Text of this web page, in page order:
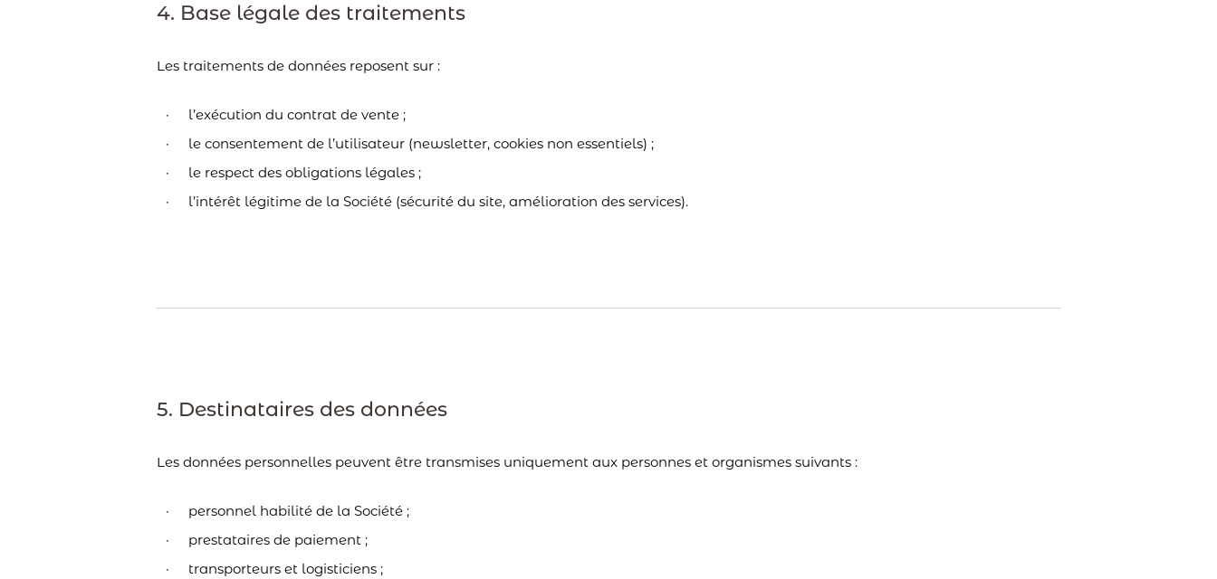
4. Base légale des traitements
Les traitements de données reposent sur :
l’exécution du contrat de vente ;
le consentement de l’utilisateur (newsletter, cookies non essentiels) ;
le respect des obligations légales ;
l’intérêt légitime de la Société (sécurité du site, amélioration des services).
5. Destinataires des données
Les données personnelles peuvent être transmises uniquement aux personnes et organismes suivants :
personnel habilité de la Société ;
prestataires de paiement ;
transporteurs et logisticiens ;